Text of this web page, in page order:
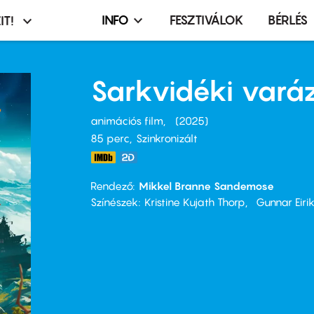
Infó,
terembérlés
menü
INFO FESZTIVÁLOK BÉRLÉS
Sarkvidéki
animációs film
2025
85 perc,
Szinkronizált
Rendező Mikkel Branne Sandemose
Színészek
Kristine Kujath Thorp Gunnar